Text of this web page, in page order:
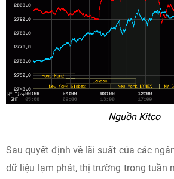
Nguồn Kitco
Sau quyết định về lãi suất của các
dữ liệu lạm phát, thị trường trong tuần